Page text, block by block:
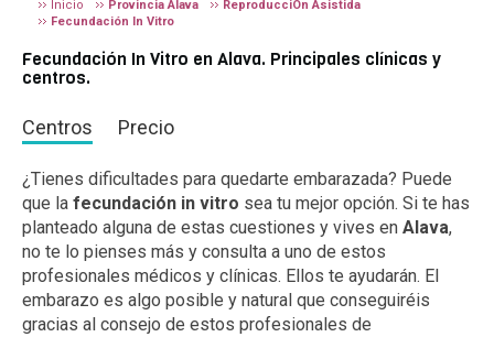
Inicio Provincia Alava
ReproducciÓn Asistida
Fecundación In Vitro
Fecundación In Vitro en Alava. Principales clínicas y
centros.
Centros Precio
¿Tienes dificultades para quedarte embarazada? Puede
que la fecundación in vitro sea tu mejor opción. Si te has
planteado alguna de estas cuestiones y vives en Alava,
no te lo pienses más y consulta a uno de estos
profesionales médicos y clínicas. Ellos te ayudarán. El
embarazo es algo posible y natural que conseguiréis
gracias al consejo de estos profesionales de